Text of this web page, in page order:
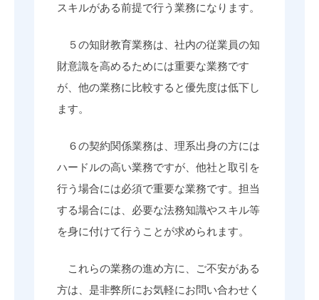
スキルがある前提で行う業務になります。
５の知財教育業務は、社内の従業員の知
財意識を高めるためには重要な業務です
が、他の業務に比較すると優先度は低下し
ます。
６の契約関係業務は、理系出身の方には
ハードルの高い業務ですが、他社と取引を
行う場合には必須で重要な業務です。担当
する場合には、必要な法務知識やスキル等
を身に付けて行うことが求められます。
これらの業務の進め方に、ご不安がある
方は、是非弊所にお気軽にお問い合わせく